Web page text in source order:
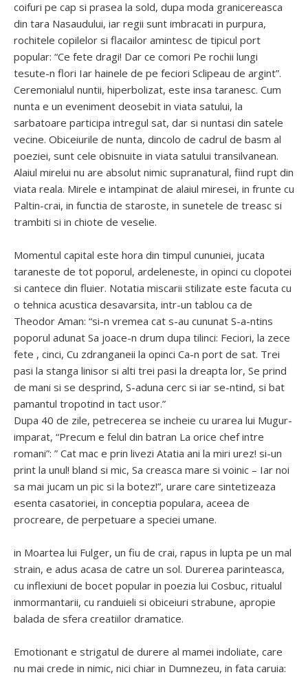
coifuri pe cap si prasea la sold, dupa moda granicereasca
din tara Nasaudului, iar regii sunt imbracati in purpura,
rochitele copilelor si flacailor amintesc de tipicul port
popular: “Ce fete dragi! Dar ce comori Pe rochii lungi
tesute-n flori Iar hainele de pe feciori Sclipeau de argint”.
Ceremonialul nuntii, hiperbolizat, este insa taranesc. Cum
nunta e un eveniment deosebit in viata satului, la
sarbatoare participa intregul sat, dar si nuntasi din satele
vecine. Obiceiurile de nunta, dincolo de cadrul de basm al
poeziei, sunt cele obisnuite in viata satului transilvanean.
Alaiul mirelui nu are absolut nimic supranatural, fiind rupt din
viata reala. Mirele e intampinat de alaiul miresei, in frunte cu
Paltin-crai, in functia de staroste, in sunetele de treasc si
trambiti si in chiote de veselie.
Momentul capital este hora din timpul cununiei, jucata
taraneste de tot poporul, ardeleneste, in opinci cu clopotei
si cantece din fluier. Notatia miscarii stilizate este facuta cu
o tehnica acustica desavarsita, intr-un tablou ca de
Theodor Aman: “si-n vremea cat s-au cununat S-a-ntins
poporul adunat Sa joace-n drum dupa tilinci: Feciori, la zece
fete , cinci, Cu zdranganeii la opinci Ca-n port de sat. Trei
pasi la stanga linisor si alti trei pasi la dreapta lor, Se prind
de mani si se desprind, S-aduna cerc si iar se-ntind, si bat
pamantul tropotind in tact usor.”
Dupa 40 de zile, petrecerea se incheie cu urarea lui Mugur-
imparat, “Precum e felul din batran La orice chef intre
romani”: ” Cat mac e prin livezi Atatia ani la miri urez! si-un
print la unul! bland si mic, Sa creasca mare si voinic – Iar noi
sa mai jucam un pic si la botez!”, urare care sintetizeaza
esenta casatoriei, in conceptia populara, aceea de
procreare, de perpetuare a speciei umane.
in Moartea lui Fulger, un fiu de crai, rapus in lupta pe un mal
strain, e adus acasa de catre un sol. Durerea parinteasca,
cu inflexiuni de bocet popular in poezia lui Cosbuc, ritualul
inmormantarii, cu randuieli si obiceiuri strabune, apropie
balada de sfera creatiilor dramatice.
Emotionant e strigatul de durere al mamei indoliate, care
nu mai crede in nimic, nici chiar in Dumnezeu, in fata caruia: